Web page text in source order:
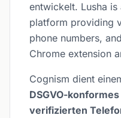
entwickelt. Lusha
platform providing
phone numbers,
Chrome extension
Cognism dient
DSGVO-
verifizierten